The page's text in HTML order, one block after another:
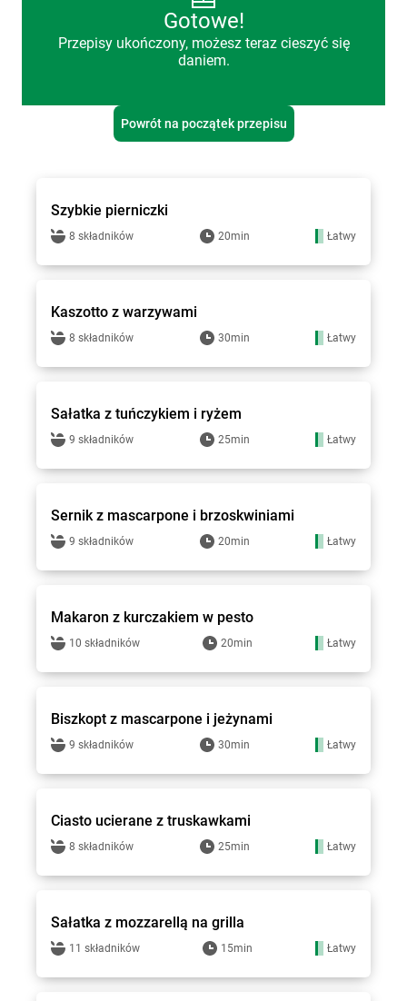
Gotowe!
Przepisy ukończony, możesz teraz cieszyć się
daniem.
Powrót na początek przepisu
Szybkie pierniczki
8 składników 20min Łatwy
Groszek - przepisy
Kaszotto z warzywami
8 składników 30min Łatwy
Groszek - przepisy
Sałatka z tuńczykiem i ryżem
9 składników 25min Łatwy
Groszek - przepisy
Sernik z mascarpone i brzoskwiniami
9 składników 20min Łatwy
Groszek - przepisy
Makaron z kurczakiem w pesto
10 składników 20min Łatwy
Groszek - przepisy
Biszkopt z mascarpone i jeżynami
9 składników 30min Łatwy
Groszek - przepisy
Ciasto ucierane z truskawkami
8 składników 25min Łatwy
Groszek - przepisy
Sałatka z mozzarellą na grilla
11 składników 15min Łatwy
Groszek - przepisy